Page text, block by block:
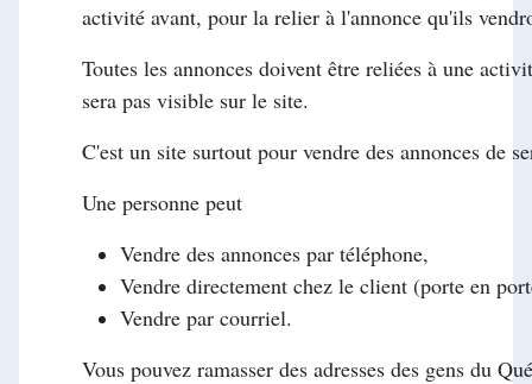
activité avant, pour la relier à l'annonce qu'ils
Toutes les annonces doivent être reliées à une
sera pas visible sur le site.
C'est un site surtout pour vendre des annonces de
Une personne peut
Vendre des annonces par téléphone,
Vendre directement chez le client (porte en
Vendre par courriel.
Vous pouvez ramasser des adresses des gens du